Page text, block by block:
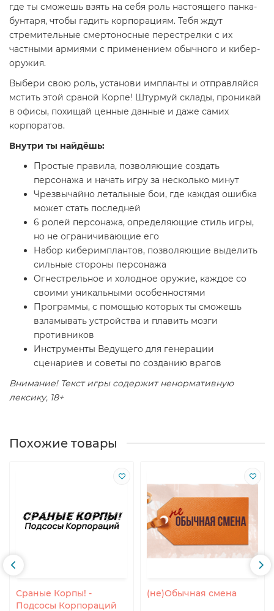
где ты сможешь взять на себя роль настоящего панка-
бунтаря, чтобы гадить корпорациям. Тебя ждут
стремительные смертоносные перестрелки с их
частными армиями с применением обычного и кибер-
оружия.
Выбери свою роль, установи импланты и отправляйся
мстить этой сраной Корпе! Штурмуй склады, проникай
в офисы, похищай ценные данные и даже самих
корпоратов.
Внутри ты найдёшь:
Простые правила, позволяющие создать
персонажа и начать игру за несколько минут
Чрезвычайно летальные бои, где каждая ошибка
может стать последней
6 ролей персонажа, определяющие стиль игры,
но не ограничивающие его
Набор киберимплантов, позволяющие выделить
сильные стороны персонажа
Огнестрельное и холодное оружие, каждое со
своими уникальными особенностями
Программы, с помощью которых ты сможешь
взламывать устройства и плавить мозги
противников
Инструменты Ведущего для генерации
сценариев и советы по созданию врагов
Внимание! Текст игры содержит ненормативную
лексику, 18+
Похожие товары
Сраные Корпы! -
Подсосы Корпораций
(не)Обычная смена